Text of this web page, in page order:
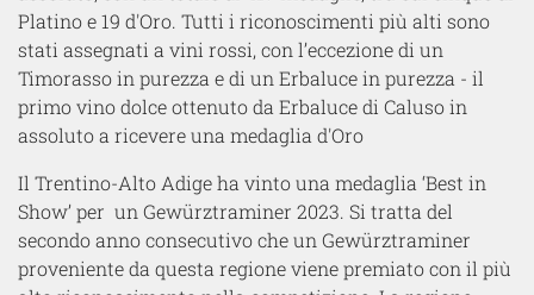
Platino e 19 d'Oro. Tutti i riconoscimenti più alti sono
stati assegnati a vini rossi, con l’eccezione di un
Timorasso in purezza e di un Erbaluce in purezza - il
primo vino dolce ottenuto da Erbaluce di Caluso in
assoluto a ricevere una medaglia d'Oro
Il Trentino-Alto Adige ha vinto una medaglia ‘Best in
Show’ per un Gewürztraminer 2023. Si tratta del
secondo anno consecutivo che un Gewürztraminer
proveniente da questa regione viene premiato con il più